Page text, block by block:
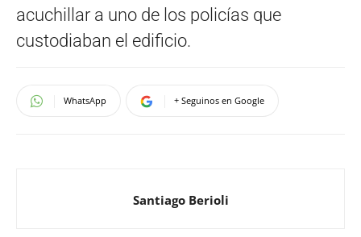
acuchillar a uno de los policías que
custodiaban el edificio.
WhatsApp + Seguinos en Google
Santiago Berioli